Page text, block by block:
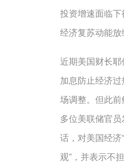
投资增速面临下
经济复苏动能放
近期美国财长
加息防止经济
场调整。但此
多位美联储官
话，对美国经济
观”，并表示不